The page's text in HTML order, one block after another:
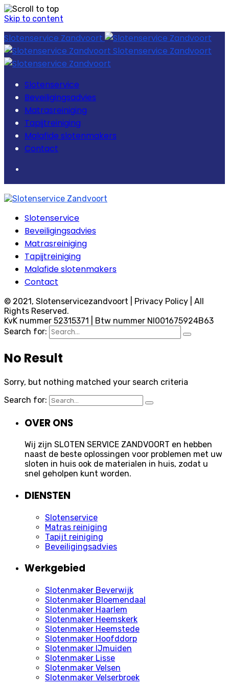
Skip to content
Slotenservice Zandvoort
Slotenservice Zandvoort
Slotenservice
Beveiligingsadvies
Matrasreiniging
Tapijtreiniging
Malafide slotenmakers
Contact
Slotenservice
Beveiligingsadvies
Matrasreiniging
Tapijtreiniging
Malafide slotenmakers
Contact
© 2021, Slotenservicezandvoort | Privacy Policy | All
Rights Reserved.
KvK nummer 52315371 | Btw nummer Nl001675924B63
Search for:
No Result
Sorry, but nothing matched your search criteria
Search for:
OVER ONS
Wij zijn SLOTEN SERVICE ZANDVOORT en hebben
naast de beste oplossingen voor problemen met uw
sloten in huis ook de materialen in huis, zodat u
snel geholpen kunt worden.
DIENSTEN
Slotenservice
Matras reiniging
Tapijt reiniging
Beveiligingsadvies
Werkgebied
Slotenmaker Beverwijk
Slotenmaker Bloemendaal
Slotenmaker Haarlem
Slotenmaker Heemskerk
Slotenmaker Heemstede
Slotenmaker Hoofddorp
Slotenmaker IJmuiden
Slotenmaker Lisse
Slotenmaker Velsen
Slotenmaker Velserbroek